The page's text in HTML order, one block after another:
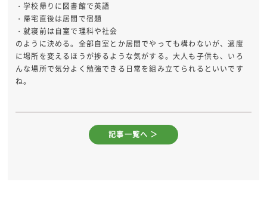
・学校帰りに図書館で英語
・帰宅直後は居間で宿題
・就寝前は自室で理科や社会
のように決める。全部自室とか居間でやっても構わないが、適度
に場所を変えるほうが捗るような気がする。大人も子供も、いろ
んな場所で気分よく勉強できる日常を組み立てられるといいです
ね。
記事一覧へ ＞